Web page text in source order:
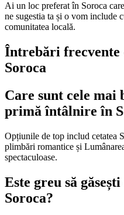
Ai un loc preferat în Soroca
ne sugestia ta și o vom include
comunitatea locală.
Întrebări
Soroca
Care sunt cele mai
primă întâlnire în
Opțiunile de top includ cetatea
plimbări romantice și
spectaculoase.
Este greu să
Soroca?